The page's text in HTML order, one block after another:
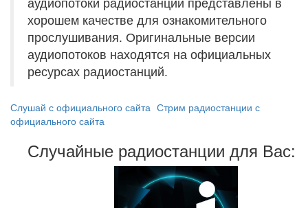
хорошем качестве для ознакомительного
прослушивания. Оригинальные версии
аудиопотоков находятся на официальных
ресурсах радиостанций.
Слушай с официального сайта Стрим радиостанции с
официального сайта
Случайные радиостанции для Вас: